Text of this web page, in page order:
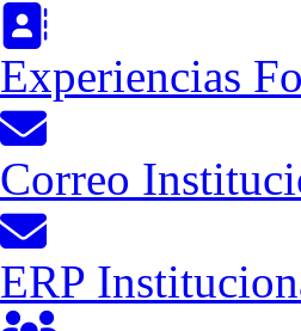
Experiencias
Correo
ERP